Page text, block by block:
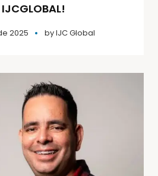
2025 byIJC Global